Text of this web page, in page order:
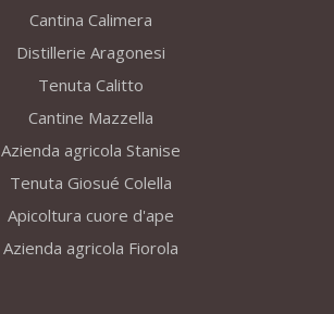
Cantina Calimera
Distillerie Aragonesi
Tenuta Calitto
Cantine Mazzella
Azienda agricola Stanise
Tenuta Giosué Colella
Apicoltura cuore d'ape
Azienda agricola Fiorola